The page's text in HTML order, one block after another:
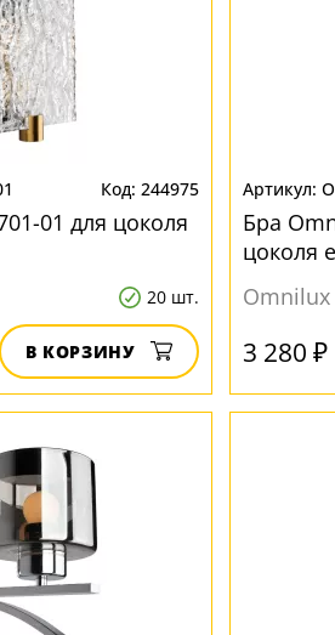
244975
01 для цоколя
20 шт.
В КОРЗИНУ
Бра
цоколя
Omnilux
3 280 ₽